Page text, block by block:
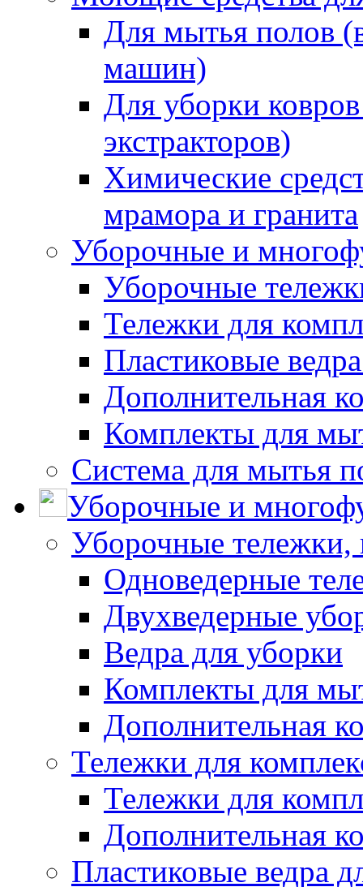
Для мытья полов
машин)
Для уборки
экстракторов)
Химические
мрамора и гранита
Уборочные и
Уборочные
Тележки для
Пластиковые
Дополнительная
Комплекты для
Система для мытья
Уборочные и
Уборочные тележки,
Одноведерные
Двухведерные
Ведра для уборки
Комплекты для
Дополнительная
Тележки для
Тележки для
Дополнительная
Пластиковые ведра